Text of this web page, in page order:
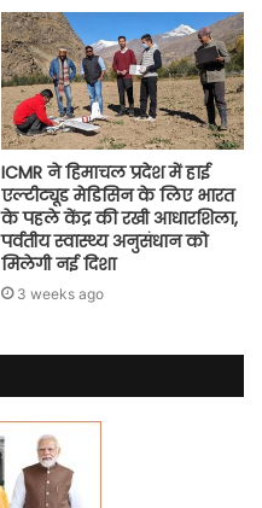
ICMR ने हिमाचल प्रदेश में हाई
एल्टीट्यूड मेडिसिन के लिए भारत
के पहले केंद्र की रखी आधारशिला,
पर्वतीय स्वास्थ्य अनुसंधान को
मिलेगी नई दिशा
3 weeks ago